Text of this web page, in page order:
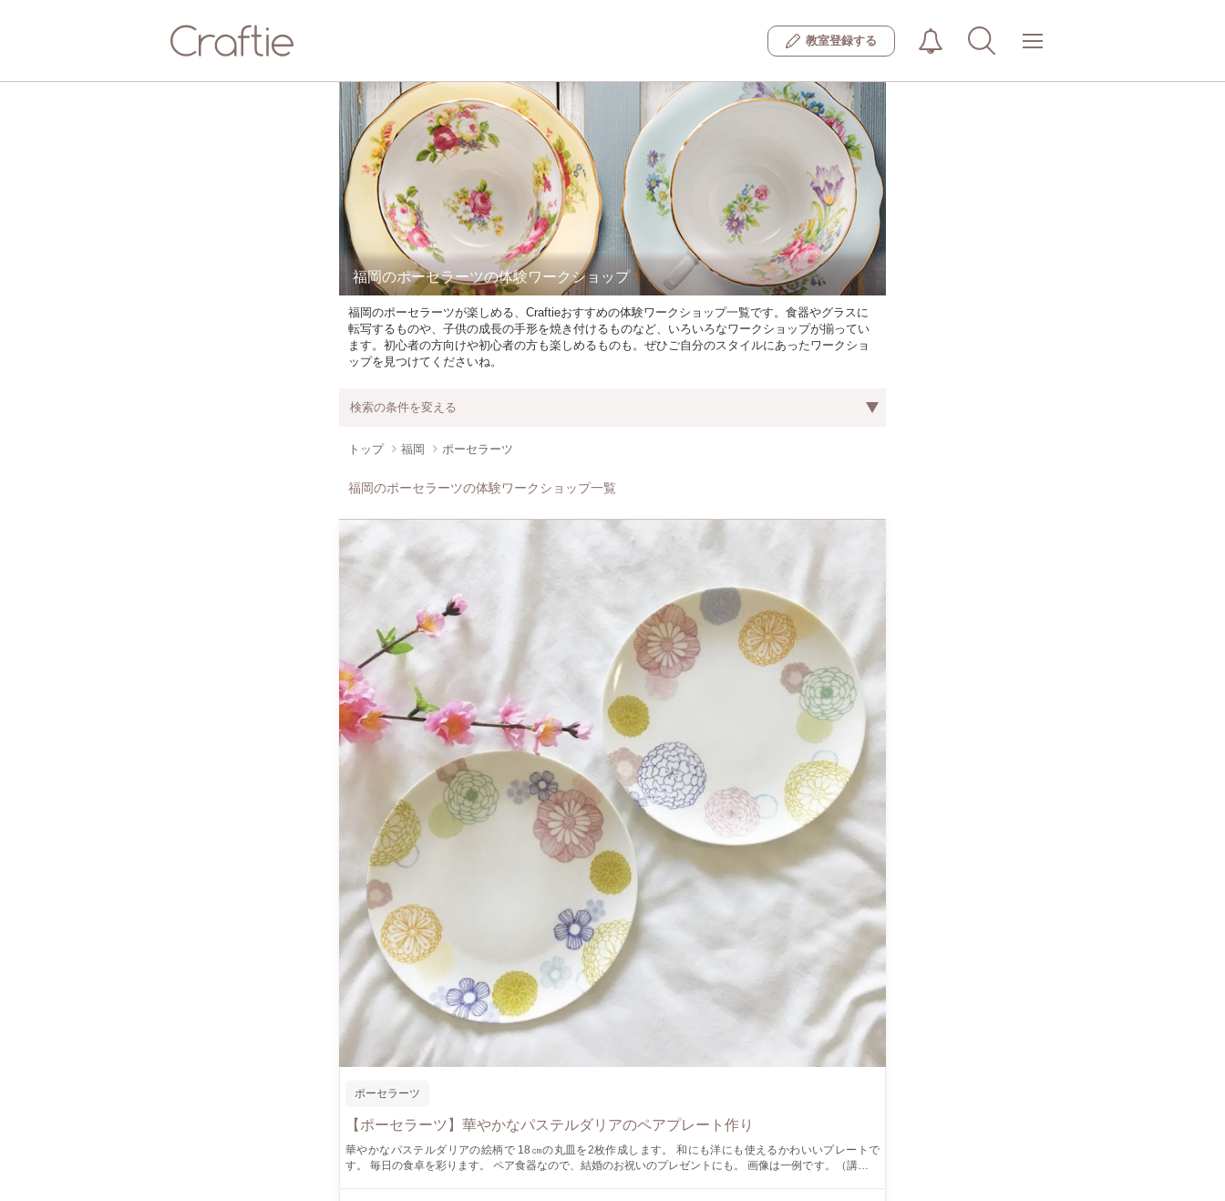
教室登録する
福岡のポーセラーツの体験ワークショップ
福岡のポーセラーツが楽しめる、Craftieおすすめの体験ワークショップ一覧です。食器やグラスに
転写するものや、子供の成長の手形を焼き付けるものなど、いろいろなワークショップが揃ってい
ます。初心者の方向けや初心者の方も楽しめるものも。ぜひご自分のスタイルにあったワークショ
ップを見つけてくださいね。
検索の条件を変える
トップ 福岡 ポーセラーツ
福岡のポーセラーツの体験ワークショップ一覧
ポーセラーツ
【ポーセラーツ】華やかなパステルダリアのペアプレート作り
華やかなパステルダリアの絵柄で 18㎝の丸皿を2枚作成します。 和にも洋にも使えるかわいいプレートで
す。 毎日の食卓を彩ります。 ペア食器なので、結婚のお祝いのプレゼントにも。 画像は一例です。（講師作